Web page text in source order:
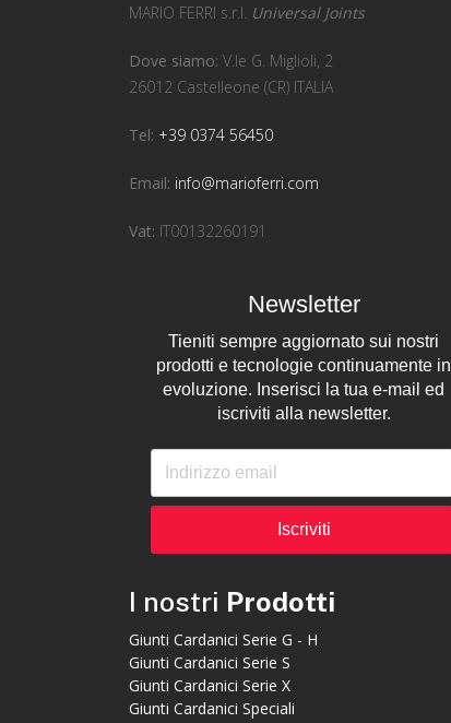
MARIO FERRI s.r.l. Universal Joints
Dove siamo: V.le G. Miglioli, 2
26012 Castelleone (CR) ITALIA
Tel: +39 0374 56450
Email: info@marioferri.com
Vat: IT00132260191
Newsletter
Tieniti sempre aggiornato sui nostri
prodotti e tecnologie continuamente in
evoluzione. Inserisci la tua e-mail ed
iscriviti alla newsletter.
Iscriviti
I nostri Prodotti
Giunti Cardanici Serie G - H
Giunti Cardanici Serie S
Giunti Cardanici Serie X
Giunti Cardanici Speciali